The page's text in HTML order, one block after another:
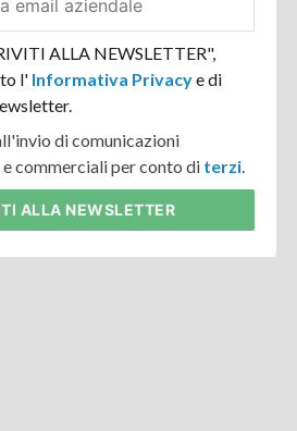
ALLA NEWSLETTER",
l' Informativa Privacye di
di comunicazioni
commerciali per conto di terzi.
ALLA NEWSLETTER